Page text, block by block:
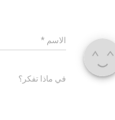
الاسم *
في ماذا تفكر؟